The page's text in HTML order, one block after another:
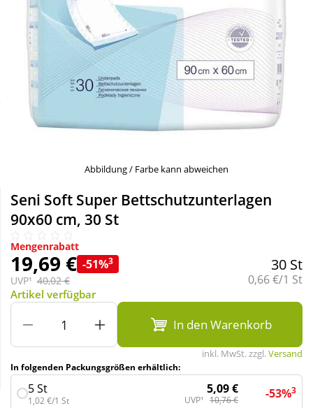
Sale
Schnäppchen
Sparsets
Täglich gut versorgt
Körperpflege & Kosmetik
Liebe & Erotik
Mutter & Kind
Nahrungsergänzung
Natur & Homöopathie
Sanitätshaus
Sport & Fitness
Wellness
Abbildung / Farbe kann abweichen
Seni Soft Super Bettschutzunterlagen
90x60 cm, 30 St
Mengenrabatt
19,69 € -51%3
UVP¹ 40,02 €
30 St
Grundpreis:
0,66 €/1 St
Artikel verfügbar
In den Warenkorb
inkl. MwSt. zzgl.Versand
In folgenden Packungsgrößen erhältlich:
5 St
1,02 €/1 St
5,09 €
UVP¹ 10,76 € -53%3